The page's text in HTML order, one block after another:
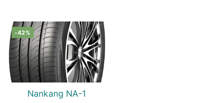
-42%
Nankang NA-1